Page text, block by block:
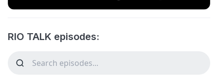
RIO TALK episodes: